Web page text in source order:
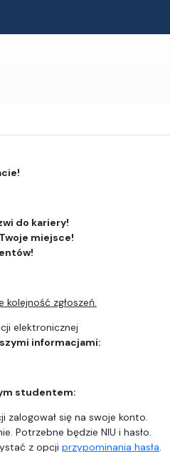
do kariery!
miejsce!
zgłoszeń.
elektronicznej
informacjami:
studentem:
się na swoje konto.
Potrzebne będzie NIU i hasło.
z opcji przypominania hasła